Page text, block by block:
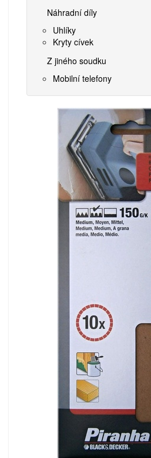
Náhradní díly
Uhlíky
Kryty cívek
Z jiného soudku
Mobilní telefony